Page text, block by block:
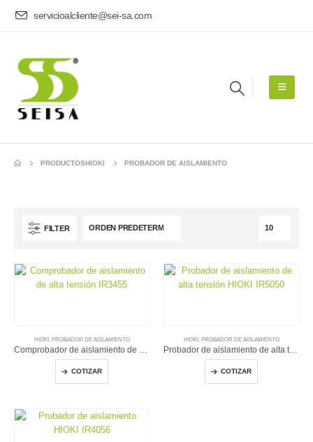
servicioalcliente@sei-sa.com
PRODUCTOSHIOKI PROBADOR DE AISLAMIENTO
FILTER
HIOKI, PROBADOR DE AISLAMIENTO
COTIZAR
HIOKI, PROBADOR DE AISLAMIENTO
COTIZAR